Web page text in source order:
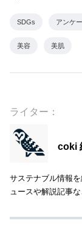
SDGs アンケ
美容 美肌
ライター：
coki
サステナブル情報
ュースや解説記事